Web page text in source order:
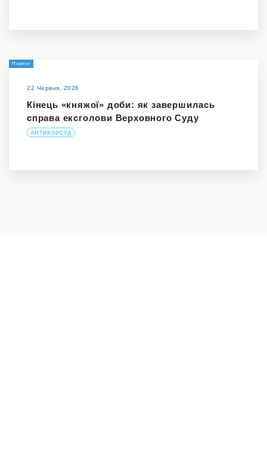
Новини
22 Червня, 2026
Кінець «княжої» доби: як завершилась
справа ексголови Верховного Суду
АНТИКОРСУД